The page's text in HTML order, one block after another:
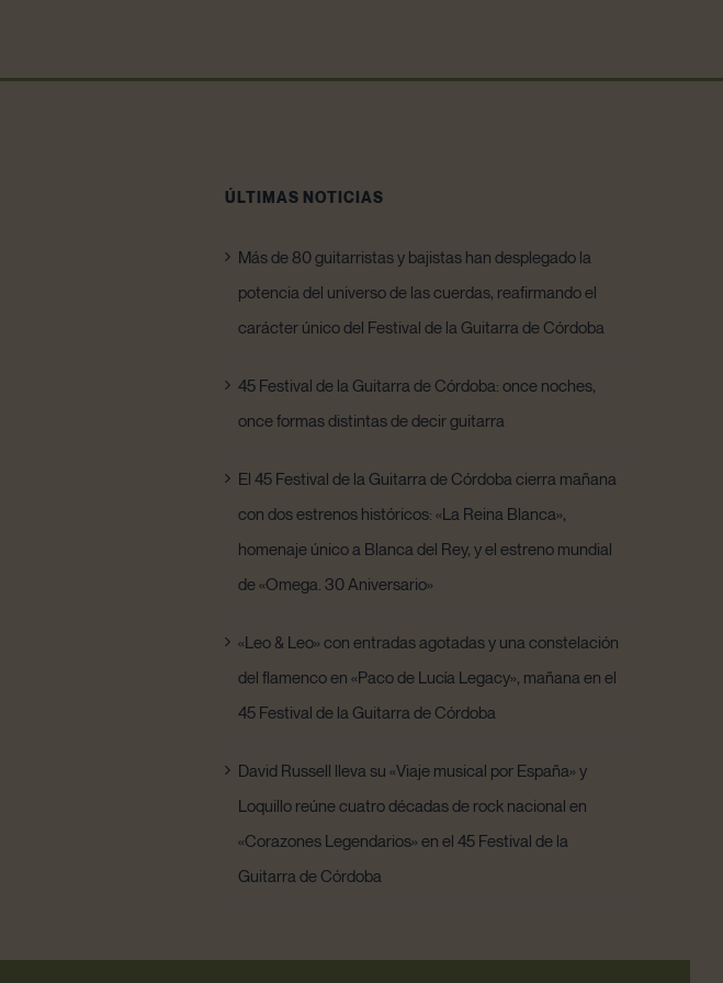
ÚLTIMAS NOTICIAS
Más de 80 guitarristas y bajistas han desplegado la
potencia del universo de las cuerdas, reafirmando el
carácter único del Festival de la Guitarra de Córdoba
45 Festival de la Guitarra de Córdoba: once noches,
once formas distintas de decir guitarra
El 45 Festival de la Guitarra de Córdoba cierra mañana
con dos estrenos históricos: «La Reina Blanca»,
homenaje único a Blanca del Rey, y el estreno mundial
de «Omega. 30 Aniversario»
«Leo & Leo» con entradas agotadas y una constelación
del flamenco en «Paco de Lucía Legacy», mañana en el
45 Festival de la Guitarra de Córdoba
David Russell lleva su «Viaje musical por España» y
Loquillo reúne cuatro décadas de rock nacional en
«Corazones Legendarios» en el 45 Festival de la
Guitarra de Córdoba